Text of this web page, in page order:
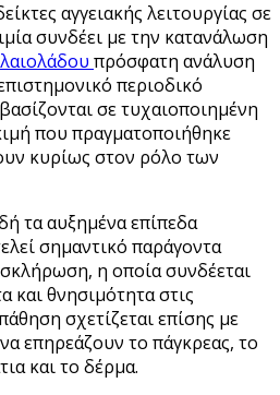
αγγειακής λειτουργίας σε
συνδέει με την κατανάλωση
πρόσφατη ανάλυση
περιοδικό
σε τυχαιοποιημένη
που πραγματοποιήθηκε
κυρίως στον ρόλο των
τα αυξημένα επίπεδα
σημαντικό παράγοντα
η οποία συνδέεται
και θνησιμότητα στις
σχετίζεται επίσης με
επηρεάζουν το πάγκρεας, το
και το δέρμα.